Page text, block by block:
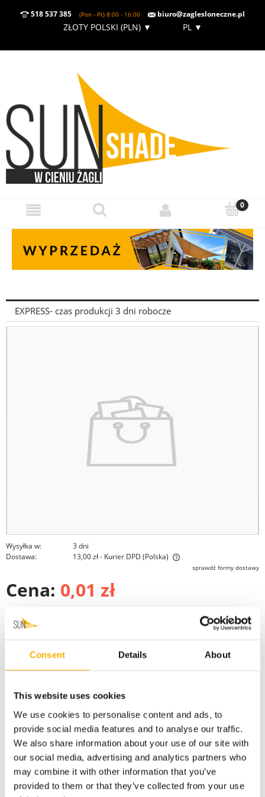
Consent Details About
This website uses cookies
We use cookies to personalise content and ads, to
provide social media features and to analyse our traffic.
We also share information about your use of our site with
our social media, advertising and analytics partners who
may combine it with other information that you’ve
provided to them or that they’ve collected from your use
518 537 385 (Pon - Pt) 8:00 - 16:00 biuro@zaglesloneczne.pl
ZŁOTY POLSKI (PLN)▼ PL ▼
EXPRESS- czas produkcji 3 dni robocze
Wysyłka w:
3 dni
Dostawa:
13,00 zł- Kurier DPD (Polska)
Cena nie zawiera ewentualnych kosztów płatnościsprawdź formy dostawy
Cena: 0,01 zł
szt.
do koszyka
Ocena:
Kategorie: warianty
Producent:
Kod produktu: Express
zapytaj o produkt
dodaj opinię